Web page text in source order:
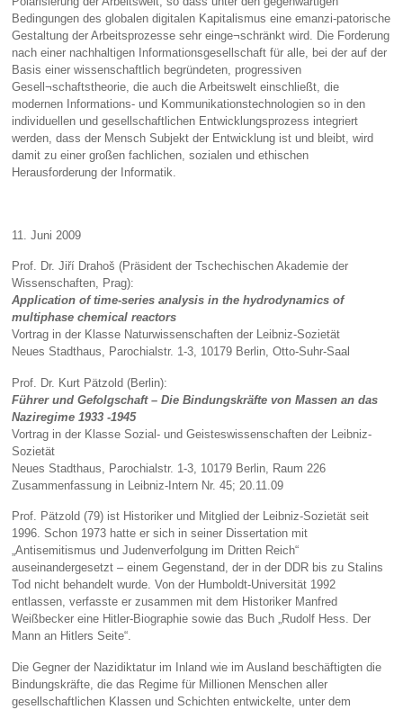
Bedingungen des globalen digitalen Kapitalismus eine emanzi-patorische
Gestaltung der Arbeitsprozesse sehr einge¬schränkt wird. Die Forderung
nach einer nachhaltigen Informationsgesellschaft für alle, bei der auf der
Basis einer wissenschaftlich begründeten, progressiven
Gesell¬schaftstheorie, die auch die Arbeitswelt einschließt, die
modernen Informations- und Kommunikationstechnologien so in den
individuellen und gesellschaftlichen Entwicklungsprozess integriert
werden, dass der Mensch Subjekt der Entwicklung ist und bleibt, wird
damit zu einer großen fachlichen, sozialen und ethischen
Herausforderung der Informatik.
11. Juni 2009
Prof. Dr. Jiří Drahoš (Präsident der Tschechischen Akademie der
Wissenschaften, Prag):
Application of time-series analysis in the hydrodynamics of
multiphase chemical reactors
Vortrag in der Klasse Naturwissenschaften der Leibniz-Sozietät
Neues Stadthaus, Parochialstr. 1-3, 10179 Berlin, Otto-Suhr-Saal
Prof. Dr. Kurt Pätzold (Berlin):
Führer und Gefolgschaft – Die Bindungskräfte von Massen an das
Naziregime 1933 -1945
Vortrag in der Klasse Sozial- und Geisteswissenschaften der Leibniz-
Sozietät
Neues Stadthaus, Parochialstr. 1-3, 10179 Berlin, Raum 226
Zusammenfassung in Leibniz-Intern Nr. 45; 20.11.09
Prof. Pätzold (79) ist Historiker und Mitglied der Leibniz-Sozietät seit
1996. Schon 1973 hatte er sich in seiner Dissertation mit
„Antisemitismus und Judenverfolgung im Dritten Reich“
auseinandergesetzt – einem Gegenstand, der in der DDR bis zu Stalins
Tod nicht behandelt wurde. Von der Humboldt-Universität 1992
entlassen, verfasste er zusammen mit dem Historiker Manfred
Weißbecker eine Hitler-Biographie sowie das Buch „Rudolf Hess. Der
Mann an Hitlers Seite“.
Die Gegner der Nazidiktatur im Inland wie im Ausland beschäftigten die
Bindungskräfte, die das Regime für Millionen Menschen aller
gesellschaftlichen Klassen und Schichten entwickelte, unter dem